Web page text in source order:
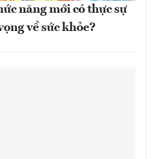
năng mới có thực sự
về sức khỏe?